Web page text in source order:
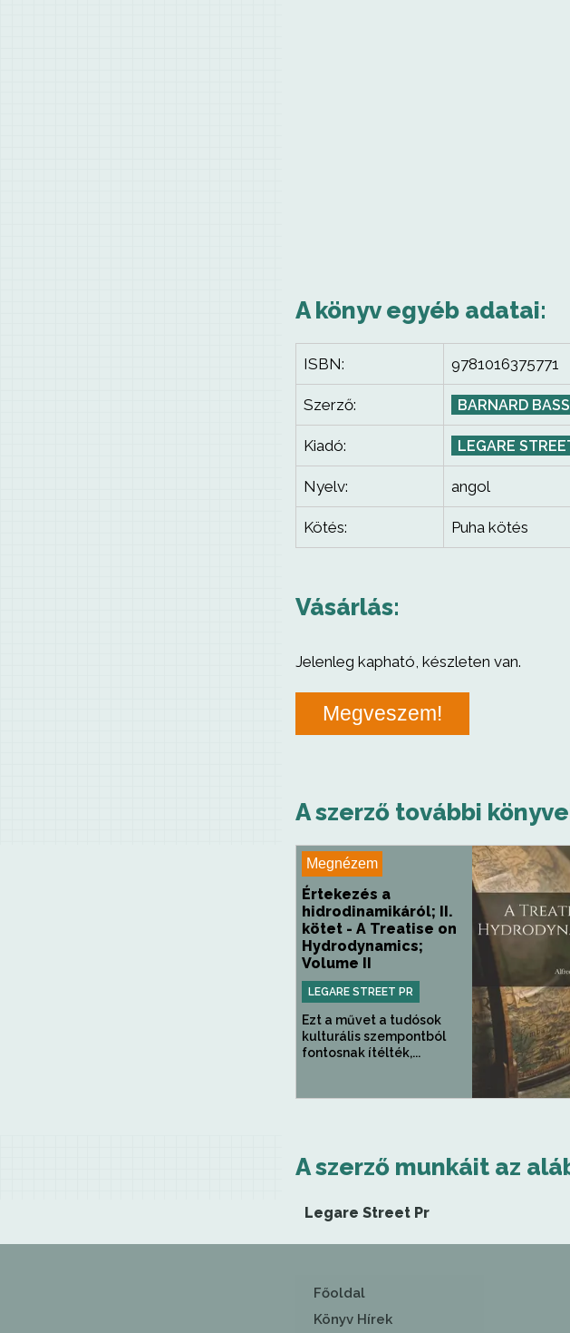
A könyv egyéb adatai:
ISBN: 9781016375771
Szerző: BARNARD
Kiadó: LEGARE
Nyelv: angol
Kötés: Puha kötés
Vásárlás:
Jelenleg kapható, készleten van.
Megveszem!
A szerző további
Megnézem
Értekezés a
hidrodinamikáról; II.
kötet - A Treatise on
Hydrodynamics;
Volume II
LEGARE STREET PR
Ezt a művet a tudósok
kulturális szempontból
fontosnak ítélték,...
A szerző munkáit az
Legare Street Pr
Főoldal
Könyv Hírek